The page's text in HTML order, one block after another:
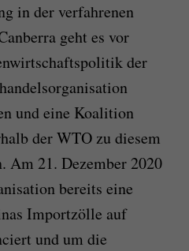
in der verfahrenen
geht es vor
der
und eine Koalition
der WTO zu diesem
Am 21. Dezember 2020
bereits eine
Importzölle auf
und um die